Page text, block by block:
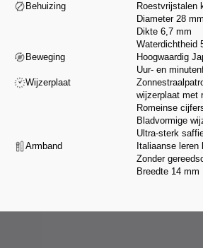
Behuizing
Roestvrijstalen
Diameter 28 mm
Dikte 6,7 mm
Waterdichtheid
Beweging
Hoogwaardig
Uur- en
Wijzerplaat
wijzerplaat met
Romeinse
Bladvormige
Ultra-sterk
Armband
Italiaanse leren
Zonder
Breedte 14 mm